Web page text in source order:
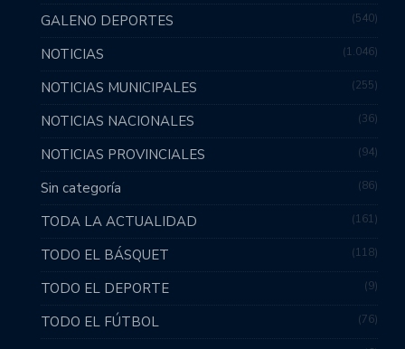
GALENO DEPORTES 540
NOTICIAS 1.046
NOTICIAS MUNICIPALES 255
NOTICIAS NACIONALES 36
NOTICIAS PROVINCIALES 94
Sin categoría 86
TODA LA ACTUALIDAD 161
TODO EL BÁSQUET 118
TODO EL DEPORTE 9
TODO EL FÚTBOL 76